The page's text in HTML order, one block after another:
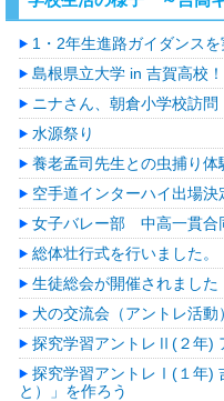
1・2年生進路ガイダンスを
島根県立大学 in 吉賀高校！
ニナさん、朝倉小学校訪問
水源祭り
養老孟司先生との虫捕り体
空手道インターハイ出場決
女子バレー部 中高一貫合
総体壮行式を行いました。
生徒総会が開催されました
犬の交流会（アントレ活動）
探究学習アントレⅡ(２年)
探究学習アントレⅠ(１年)
と）」を作ろう